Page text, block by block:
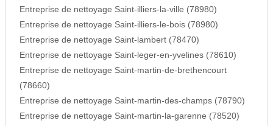
Entreprise de nettoyage Saint-illiers-la-ville (78980)
Entreprise de nettoyage Saint-illiers-le-bois (78980)
Entreprise de nettoyage Saint-lambert (78470)
Entreprise de nettoyage Saint-leger-en-yvelines (78610)
Entreprise de nettoyage Saint-martin-de-brethencourt
(78660)
Entreprise de nettoyage Saint-martin-des-champs (78790)
Entreprise de nettoyage Saint-martin-la-garenne (78520)